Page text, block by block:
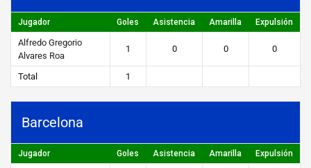
STEIBI
https://steibi.org.py/wp-
content/uploads/2019/04/STEIBI-
WEB-
2.png
Jugador Goles Asistencia Amarilla Expulsión
Alfredo Gregorio
Alvares Roa
1 0 0 0
Total 1
Barcelona
Jugador Goles Asistencia Amarilla Expulsión